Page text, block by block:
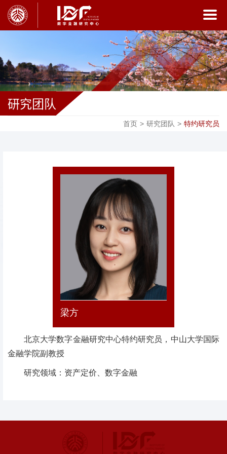
研究团队
首页 > 研究团队 > 特约研究员
梁方
北京大学数字金融研究中心特约研究员，中山大学国际
金融学院副教授
研究领域：资产定价、数字金融